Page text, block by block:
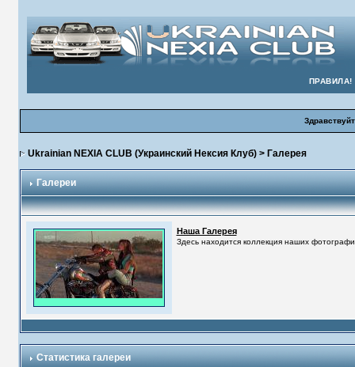
ПРАВИЛА!
Ukrainian NEXIA CLUB (Украинский Нексия Клуб)> Галерея
Галереи
Наша Галерея
Здесь находится коллекция наших
Статистика галереи